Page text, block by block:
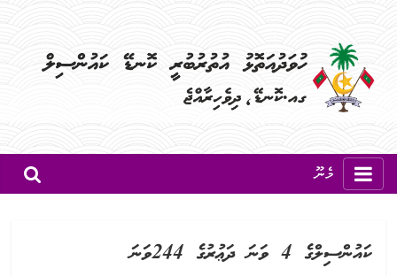
މެނޫ
ކައުންސިލްގެ 4 ވަނަ ދަޢުރުގެ 244ވަނަ